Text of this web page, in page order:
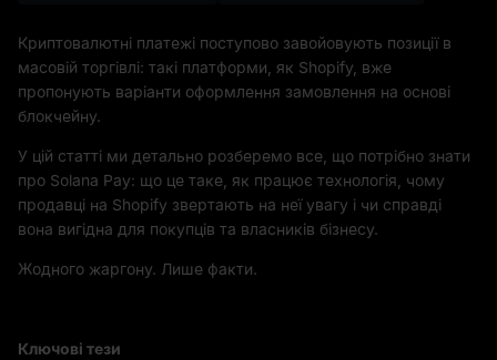
Криптовалютні платежі поступово завойовують позиції в
масовій торгівлі: такі платформи, як Shopify, вже
пропонують варіанти оформлення замовлення на основі
блокчейну.
У цій статті ми детально розберемо все, що потрібно знати
про Solana Pay: що це таке, як працює технологія, чому
продавці на Shopify звертають на неї увагу і чи справді
вона вигідна для покупців та власників бізнесу.
Жодного жаргону. Лише факти.
Ключові тези